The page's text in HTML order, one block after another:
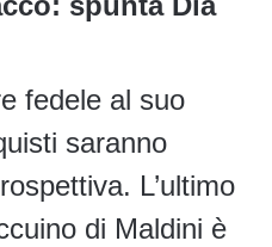
fedele al suo
saranno
L’ultimo
di Maldini è